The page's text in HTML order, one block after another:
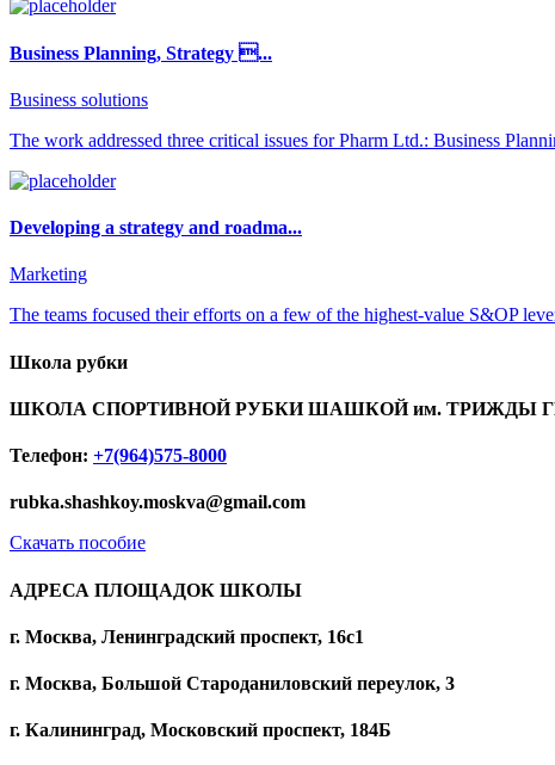
Business Planning, Strategy ...
Business solutions
The work addressed three critical issues for Pharm Ltd.: Business
Developing a strategy and roadma...
Marketing
The teams focused their efforts on a few of the highest-value S&OP
Школа рубки
ШКОЛА СПОРТИВНОЙ РУБКИ ШАШКОЙ им. ТРИЖДЫ
Телефон: +7(964)575-8000
rubka.shashkoy.moskva@gmail.com
Скачать пособие
АДРЕСА ПЛОЩАДОК ШКОЛЫ
г. Москва, Ленинградский проспект, 16с1
г. Москва, Большой Староданиловский переулок, 3
г. Калининград, Московский проспект, 184Б